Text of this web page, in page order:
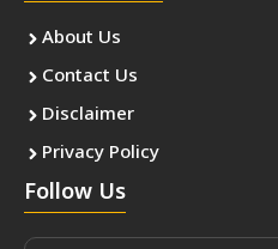
About Us
Contact Us
Disclaimer
Privacy Policy
Follow Us